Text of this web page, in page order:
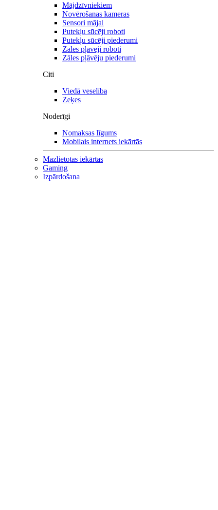
Mājdzīvniekiem
Novērošanas kameras
Sensori mājai
Putekļu sūcēji roboti
Putekļu sūcēji piederumi
Zāles pļāvēji roboti
Zāles pļāvēju piederumi
Citi
Viedā veselība
Zeķes
Noderīgi
Nomaksas līgums
Mobilais internets iekārtās
Mazlietotas iekārtas
Gaming
Izpārdošana